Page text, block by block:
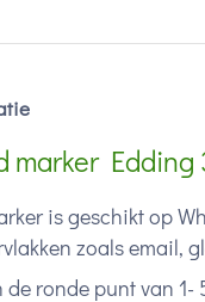
marker Edding
is geschikt op
zoals email,
de ronde punt van 1-